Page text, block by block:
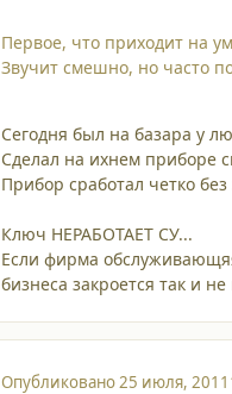
Первое, что приходит на
Звучит смешно, но часто
Сегодня был на базара у
Сделал на ихнем приборе
Прибор сработал четко
Ключ НЕРАБОТАЕТ СУ...
Если фирма
бизнеса закроется так и
Опубликовано25 июля, 2011